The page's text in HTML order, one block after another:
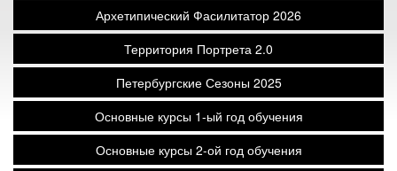
Архетипический Фасилитатор 2026
Территория Портрета 2.0
Петербургские Сезоны 2025
Основные курсы 1-ый год обучения
Основные курсы 2-ой год обучения